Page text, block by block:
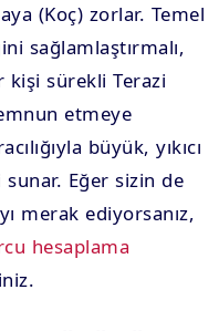
(Koç) zorlar. Temel
sağlamlaştırmalı,
kişi sürekli Terazi
etmeye
büyük, yıkıcı
Eğer sizin de
merak ediyorsanız,
hesaplama